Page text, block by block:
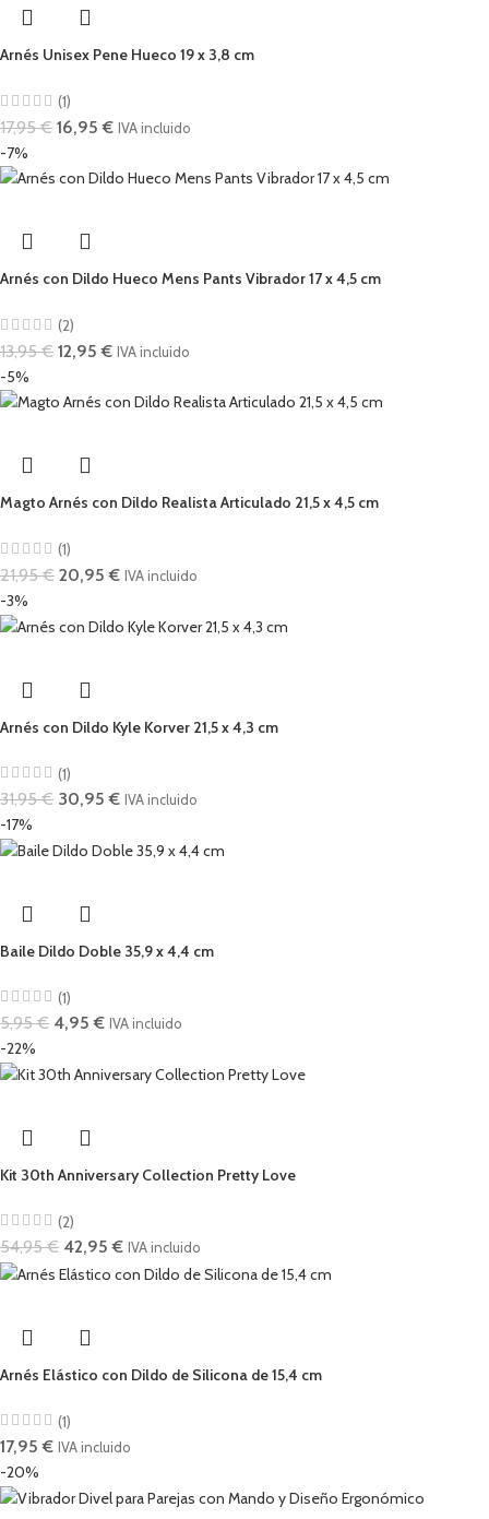
Arnés Unisex Pene Hueco 19 x 3,8 cm
(1)
17,95€ 16,95€ IVA incluido
-7%
Arnés con Dildo Hueco Mens Pants Vibrador 17 x 4,5 cm
(2)
13,95€ 12,95€ IVA incluido
-5%
Magto Arnés con Dildo Realista Articulado 21,5 x 4,5 cm
(1)
21,95€ 20,95€ IVA incluido
-3%
Arnés con Dildo Kyle Korver 21,5 x 4,3 cm
(1)
31,95€ 30,95€ IVA incluido
-17%
Baile Dildo Doble 35,9 x 4,4 cm
(1)
5,95€ 4,95€ IVA incluido
-22%
Kit 30th Anniversary Collection Pretty Love
(2)
54,95€ 42,95€ IVA incluido
Arnés Elástico con Dildo de Silicona de 15,4 cm
(1)
17,95€ IVA incluido
-20%